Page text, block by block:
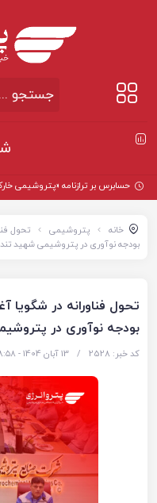
حسابرس بر ترازنامه «پتروشیمی
خانه پتروشیمی
بودجه نوآوری در پتروشیمی شهید
بودجه نوآوری در
کد خبر: 2528 / 13 آبان 1404 - ۰۸:۵۸